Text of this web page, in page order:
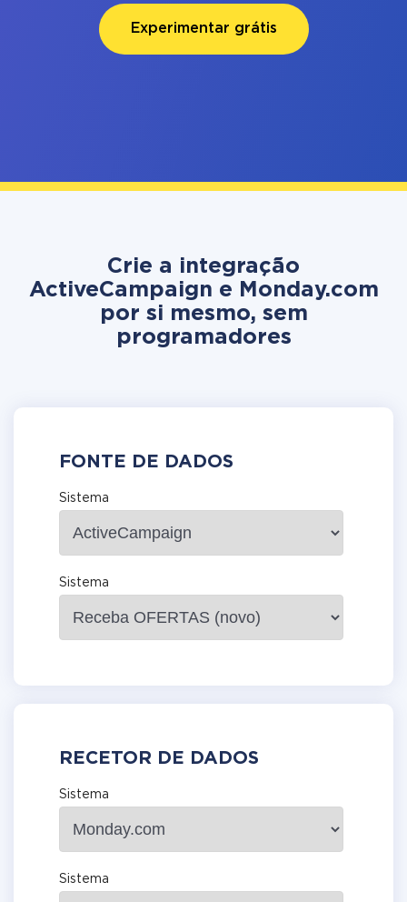
Experimentar grátis
Crie a integração
ActiveCampaign e Monday.com
por si mesmo, sem
programadores
FONTE DE DADOS
Sistema
Sistema
RECETOR DE DADOS
Sistema
Sistema